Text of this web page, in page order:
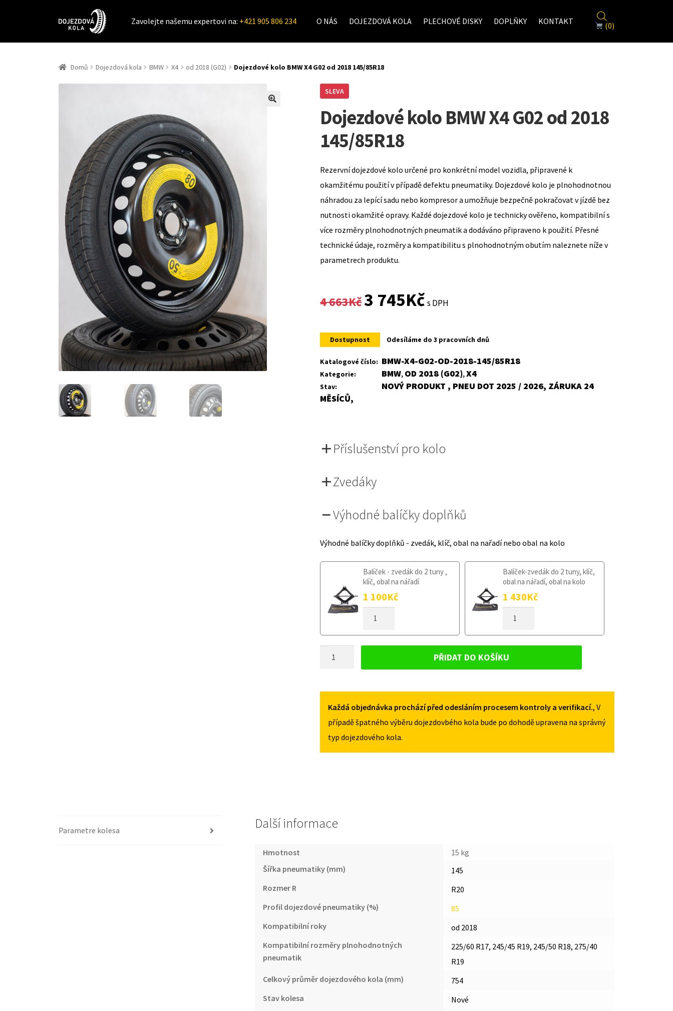
Zavolejte našemu expertovi na: +421 905 806 234 O NÁS DOJEZDOVÁ KOLA PLECHOVÉ DISKY DOPLŇKY KONTAKT (0)
Domů Dojezdová kola BMW X4 od 2018 (G02) Dojezdové kolo BMW X4 G02 od 2018 145/85R18
SLEVA
Dojezdové kolo BMW X4 G02 od 2018
145/85R18
Rezervní dojezdové kolo určené pro konkrétní model vozidla, připravené k
okamžitému použití v případě defektu pneumatiky. Dojezdové kolo je plnohodnotnou
náhradou za lepící sadu nebo kompresor a umožňuje bezpečně pokračovat v jízdě bez
nutnosti okamžité opravy. Každé dojezdové kolo je technicky ověřeno, kompatibilní s
více rozměry plnohodnotných pneumatik a dodáváno připraveno k použití. Přesné
technické údaje, rozměry a kompatibilitu s plnohodnotným obutím naleznete níže v
parametrech produktu.
4 663Kč
Original
was:
4
663Kč.
3 745KčCurrent
is:
3
745Kč.
s DPH
Dostupnost Odesíláme do 3 pracovních dnů
Katalogové číslo: BMW-X4-G02-OD-2018-145/85R18
Kategorie: BMW, OD 2018 (G02),X4
Stav:
NOVÝ PRODUKT , PNEU DOT 2025 / 2026, ZÁRUKA 24
MĚSÍCŮ,
Příslušenství pro kolo
Zvedáky
Výhodné balíčky doplňků
Výhodné balíčky doplňků - zvedák, klíč, obal na nařadí nebo obal na kolo
Balíček - zvedák do 2 tuny ,
klíč, obal na nářadí
1 100Kč
KOLO
2018
MNOŽSTVÍ
Balíček-zvedák do 2 tuny, klíč,
obal na nářadí, obal na kolo
1 430Kč
KOLO
G02
OD
2018
MNOŽSTVÍ
2018
145/85R18
MNOŽSTVÍ
PŘIDAT DO KOŠÍKU
Každá objednávka prochází před odesláním procesem kontroly a verifikací., V
případě špatného výběru dojezdovbého kola bude po dohodě upravena na správný
typ dojezdového kola.
Parametre kolesa Další informace
Hmotnost
15 kg
Šířka pneumatiky (mm)
145
Rozmer R
R20
Profil dojezdové pneumatiky (%)
85
Kompatibilní roky
od 2018
Kompatibilní rozměry plnohodnotných
pneumatik
225/60 R17, 245/45 R19, 245/50 R18, 275/40
R19
Celkový průměr dojezdového kola (mm)
754
Stav kolesa
Nové